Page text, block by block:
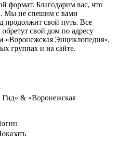
формат. Благодарим вас, что
Мы не спешим с вами
продолжит свой путь. Все
свой дом по адресу
«Воронежская Энциклопедия».
группах и на сайте.
& «Воронежская